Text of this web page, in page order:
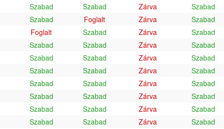
Szabad Szabad Zárva Szabad
Szabad Foglalt Zárva Szabad
Foglalt Szabad Zárva Szabad
Szabad Szabad Zárva Szabad
Szabad Szabad Zárva Szabad
Szabad Szabad Zárva Szabad
Szabad Szabad Zárva Szabad
Szabad Szabad Zárva Szabad
Szabad Szabad Zárva Szabad
Szabad Szabad Zárva Szabad